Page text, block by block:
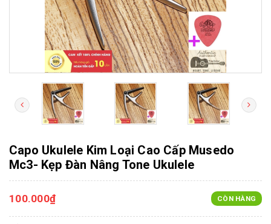
Capo Ukulele Kim Loại Cao Cấp Musedo
Mc3- Kẹp Đàn Nâng Tone Ukulele
100.000₫ CÒN HÀNG